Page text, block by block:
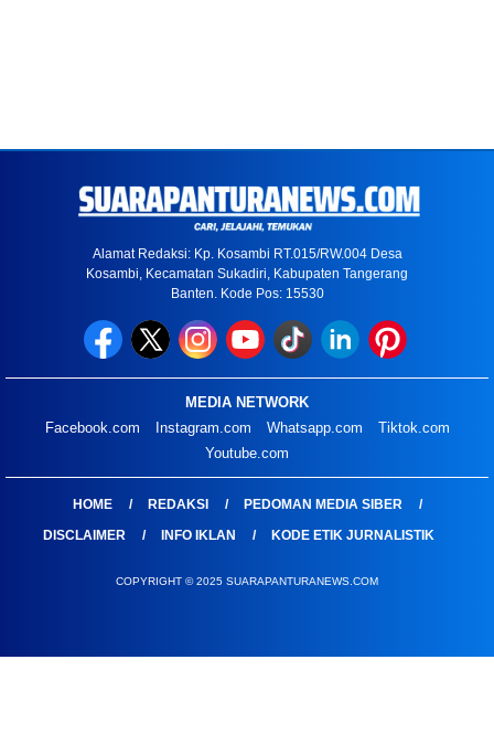
Alamat Redaksi: Kp. Kosambi RT.015/RW.004 Desa
Kosambi, Kecamatan Sukadiri, Kabupaten Tangerang
Banten. Kode Pos: 15530
MEDIA NETWORK
Facebook.com
Instagram.com Whatsapp.com
Tiktok.com
Youtube.com
HOME REDAKSI
PEDOMAN MEDIA SIBER
DISCLAIMER
INFO IKLAN KODE ETIK JURNALISTIK
COPYRIGHT © 2025 SUARAPANTURANEWS.COM